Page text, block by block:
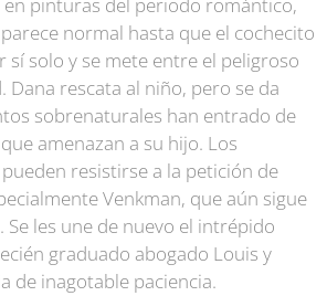
pinturas del periodo romántico,
normal hasta que el cochecito
sí solo y se mete entre el peligroso
Dana rescata al niño, pero se da
sobrenaturales han entrado de
amenazan a su hijo. Los
resistirse a la petición de
Venkman, que aún sigue
Se les une de nuevo el intrépido
graduado abogado Louis y
de inagotable paciencia.